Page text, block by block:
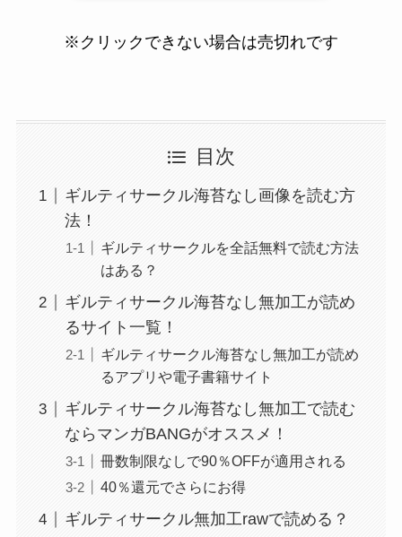
※クリックできない場合は売切れです
目次
ギルティサークル海苔なし画像を読む方
法！
ギルティサークルを全話無料で読む方法
はある？
ギルティサークル海苔なし無加工が読め
るサイト一覧！
ギルティサークル海苔なし無加工が読め
るアプリや電子書籍サイト
ギルティサークル海苔なし無加工で読む
ならマンガBANGがオススメ！
冊数制限なしで90％OFFが適用される
40％還元でさらにお得
ギルティサークル無加工rawで読める？